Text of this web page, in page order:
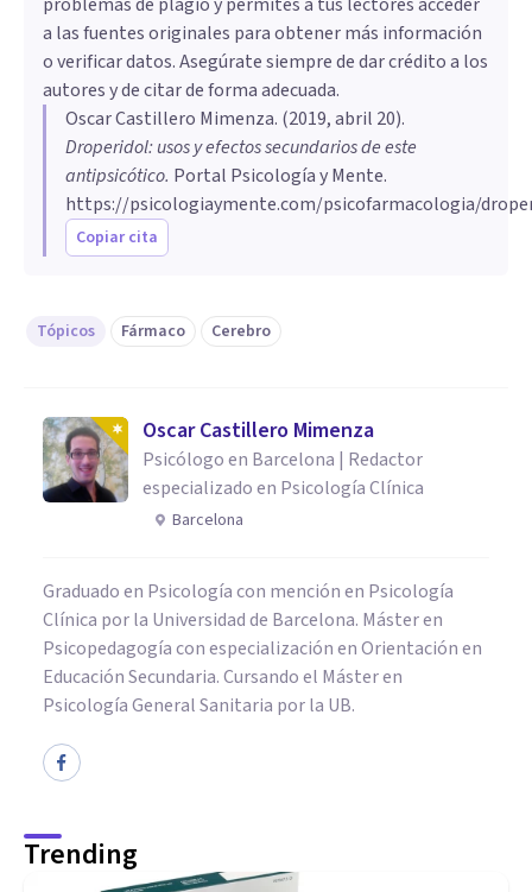
a las fuentes originales para obtener más información
o verificar datos. Asegúrate siempre de dar crédito a los
autores y de citar de forma adecuada.
Oscar Castillero Mimenza. (2019, abril 20).
Droperidol: usos y efectos secundarios de este
antipsicótico. Portal Psicología y Mente.
https://psicologiaymente.com/psicofarmacologia/
Copiar cita
Tópicos Fármaco Cerebro
Oscar Castillero Mimenza
Psicólogo en Barcelona | Redactor
especializado en Psicología Clínica
Barcelona
Graduado en Psicología con mención en Psicología
Clínica por la Universidad de Barcelona. Máster en
Psicopedagogía con especialización en Orientación en
Educación Secundaria. Cursando el Máster en
Psicología General Sanitaria por la UB.
Trending